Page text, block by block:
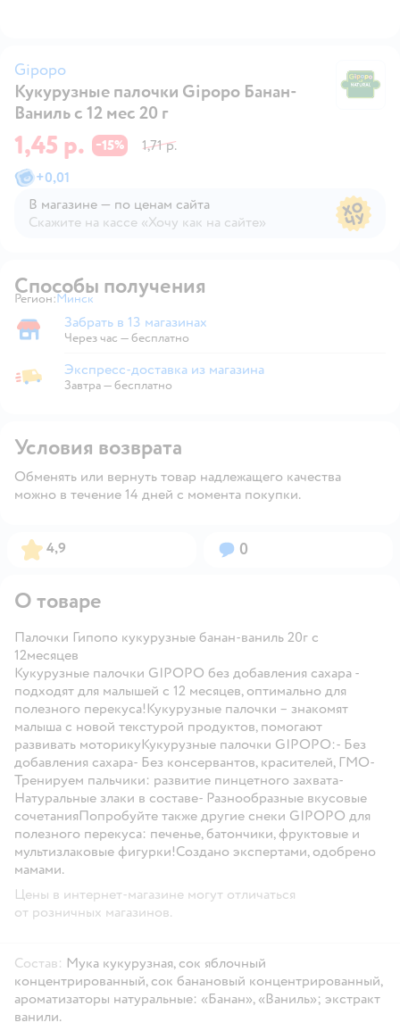
Gipopo
Кукурузные палочки Gipopo Банан-
Ваниль с 12 мес 20 г
1,45 р. −15%
1,71 р.
+0,01
В магазине — по ценам сайта
Скажите на кассе «Хочу как на сайте»
Способы получения
Регион: Выбор адреса доставки.
Минск
Забрать в магазине
Забрать в 13 магазинах
Через час — бесплатно
Экспресс-доставка из магазина
Экспресс-доставка из магазина
Завтра—бесплатно
Условия возврата
Обменять или вернуть товар надлежащего качества
можно в течение 14 дней с момента покупки.
Рейтинг:
4,9 Вопросов:
0
О товаре
Палочки Гипопо кукурузные банан-ваниль 20г с
12месяцев
Кукурузные палочки GIPOPO без добавления сахара -
подходят для малышей с 12 месяцев, оптимально для
полезного перекуса!Кукурузные палочки – знакомят
малыша с новой текстурой продуктов, помогают
развивать моторикуКукурузные палочки GIPOPO:- Без
добавления сахара- Без консервантов, красителей, ГМО-
Тренируем пальчики: развитие пинцетного захвата-
Натуральные злаки в составе- Разнообразные вкусовые
сочетанияПопробуйте также другие снеки GIPOPO для
полезного перекуса: печенье, батончики, фруктовые и
мультизлаковые фигурки!Создано экспертами, одобрено
мамами.
Цены в интернет-магазине могут отличаться
от розничных магазинов.
Состав: Мука кукурузная, сок яблочный
концентрированный, сок банановый концентрированный,
ароматизаторы натуральные: «Банан», «Ваниль»; экстракт
ванили.